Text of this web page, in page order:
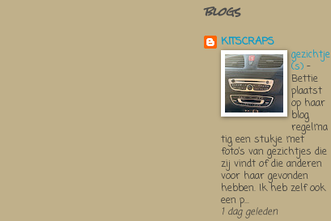
blogs
KITSCRAPS
gezichtje
(s) -
Bettie
plaatst
op haar
blog
regelma
tig een stukje met
foto’s van gezichtjes die
zij vindt of die anderen
voor haar gevonden
hebben. Ik heb zelf ook
een p...
1 dag geleden